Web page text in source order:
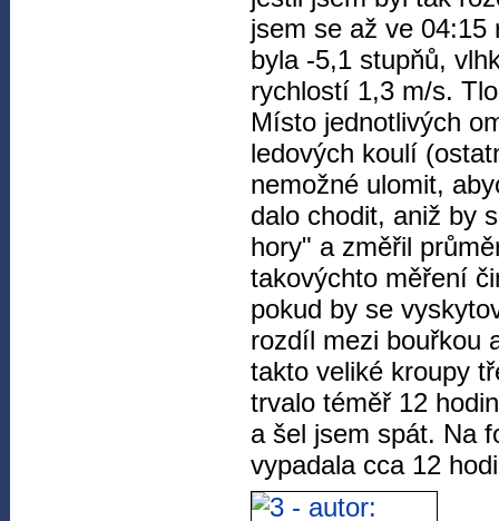
jsem se až ve 04:15
byla -5,1 stupňů,
rychlostí 1,3 m/s.
Místo jednotlivých
ledových koulí
nemožné ulomit,
dalo chodit, aniž by
hory" a změřil
takovýchto měření
pokud by se
rozdíl mezi bouřkou
takto veliké kroupy
trvalo téměř 12
a šel jsem spát. Na
vypadala cca 12